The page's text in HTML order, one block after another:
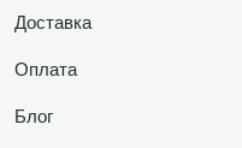
Доставка
Оплата
Блог